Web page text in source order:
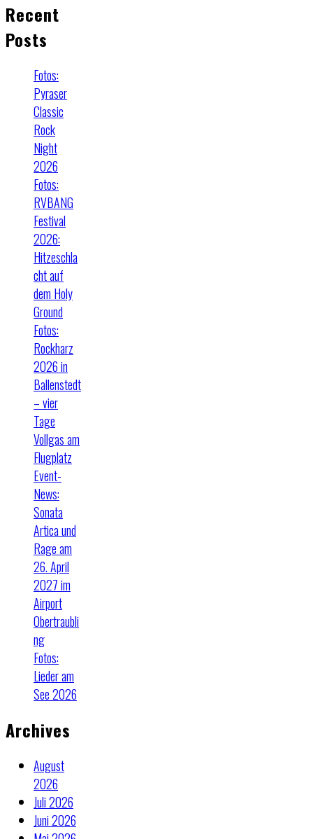
Recent
Posts
Fotos:
Pyraser
Classic
Rock
Night
2026
Fotos:
RVBANG
Festival
2026:
Hitzeschla
cht auf
dem Holy
Ground
Fotos:
Rockharz
2026 in
Ballenstedt
– vier
Tage
Vollgas am
Flugplatz
Event-
News:
Sonata
Artica und
Rage am
26. April
2027 im
Airport
Obertraubli
ng
Fotos:
Lieder am
See 2026
Archives
August
2026
Juli 2026
Juni 2026